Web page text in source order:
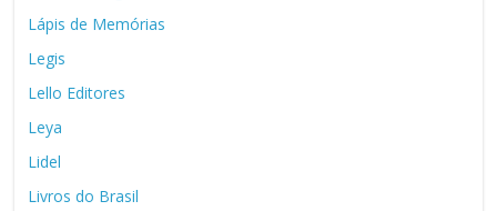
Lápis de Memórias
Legis
Lello Editores
Leya
Lidel
Livros do Brasil